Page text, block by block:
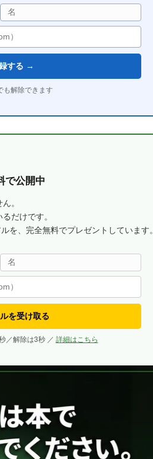
する →
も解除できます
で公開中
。
だけです。
を、完全無料でプレゼントしています。
を受け取る
／解除は3秒 ／ 詳細はこちら